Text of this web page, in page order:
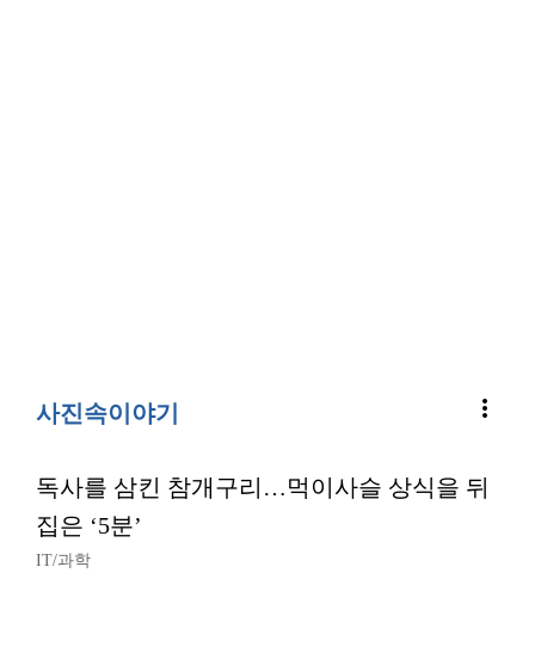
사진속이야기 more_vert
독사를 삼킨 참개구리…먹이사슬 상식을 뒤
집은 ‘5분’
IT/과학